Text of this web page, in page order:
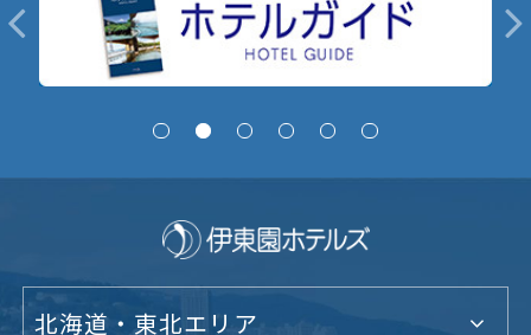
北海道・東北エリア